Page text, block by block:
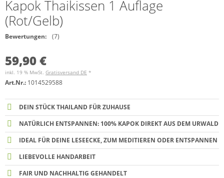
Kapok Thaikissen 1 Auflage
(Rot/Gelb)
Bewertungen: (7)
59,90 €
inkl. 19 % MwSt. Gratisversand DE *
Art.Nr.: 1014529588
DEIN STÜCK THAILAND FÜR ZUHAUSE
NATÜRLICH ENTSPANNEN: 100% KAPOK DIREKT AUS DEM URWALD
IDEAL FÜR DEINE LESEECKE, ZUM MEDITIEREN ODER ENTSPANNEN
LIEBEVOLLE HANDARBEIT
FAIR UND NACHHALTIG GEHANDELT